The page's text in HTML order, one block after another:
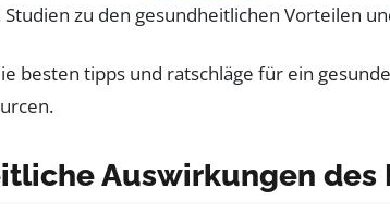
Studien zu den gesundheitlichen Vorteilen
Auswirkungen des